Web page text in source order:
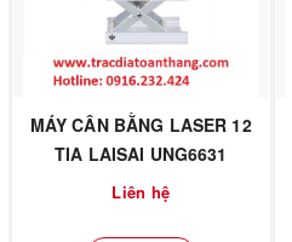
MÁY CÂN BẰNG LASER 12
TIA LAISAI UNG6631
Liên hệ